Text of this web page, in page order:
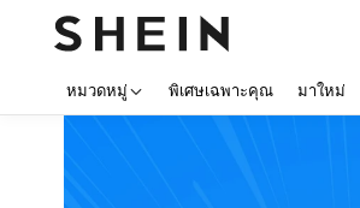
หมวดหมู่ พิเศษเฉพาะคุณ มาใหม่